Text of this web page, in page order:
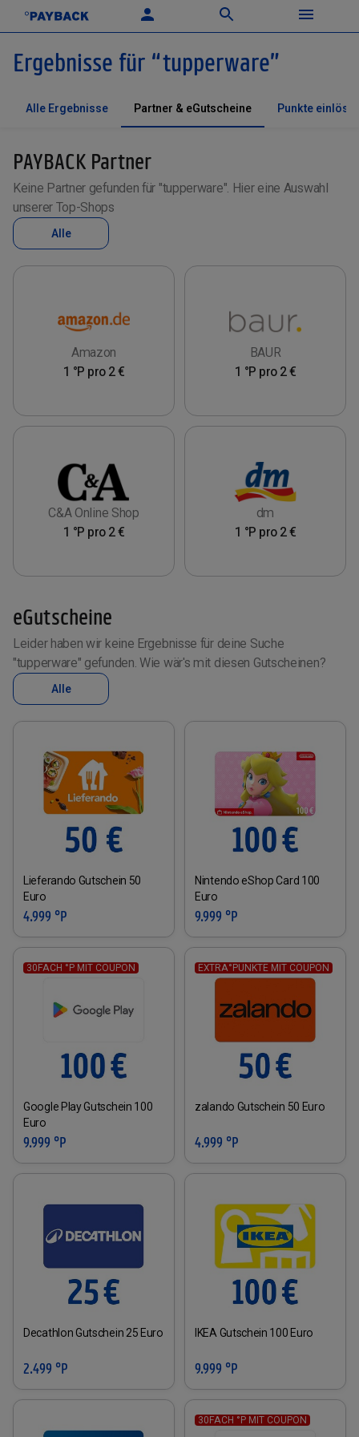
Ergebnisse für “tupperware”
Alle Ergebnisse Partner & eGutscheine Punkte
PAYBACK Partner
Keine Partner gefunden für "tupperware". Hier eine Auswahl
unserer Top-Shops
Alle
Amazon
1 °P pro 2 €
BAUR
1 °P pro 2 €
C&A Online Shop
1 °P pro 2 €
dm
1 °P pro 2 €
eGutscheine
Leider haben wir keine Ergebnisse für deine Suche
"tupperware" gefunden. Wie wär's mit diesen Gutscheinen?
Alle
Lieferando Gutschein 50
Euro
4.999 °P
Nintendo eShop Card 100
Euro
9.999 °P
30FACH °P MIT COUPON
Google Play Gutschein 100
Euro
9.999 °P
EXTRA°PUNKTE MIT COUPON
zalando Gutschein 50 Euro
4.999 °P
Decathlon Gutschein 25 Euro
2.499 °P
IKEA Gutschein 100 Euro
9.999 °P
30FACH °P MIT COUPON